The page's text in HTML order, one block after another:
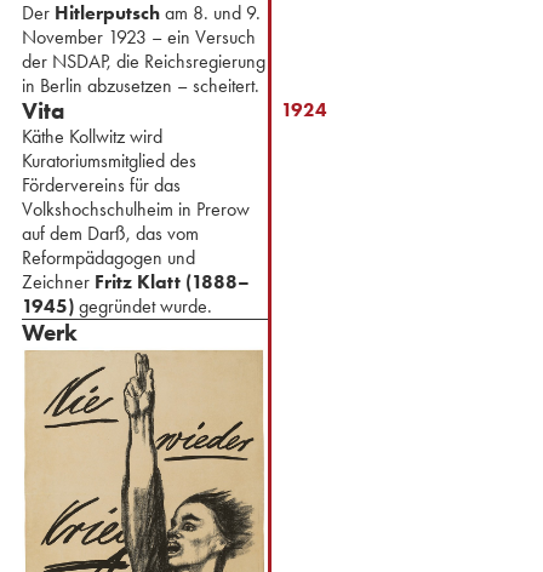
Der Hitlerputscham 8. und 9.
November 1923 – ein Versuch
der NSDAP, die Reichsregierung
in Berlin abzusetzen – scheitert.
Vita
Käthe Kollwitz wird
Kuratoriumsmitglied des
Fördervereins für das
Volkshochschulheim in Prerow
auf dem Darß, das vom
Reformpädagogen und
Zeichner Fritz Klatt (1888–
1945)gegründet wurde.
Werk
1924